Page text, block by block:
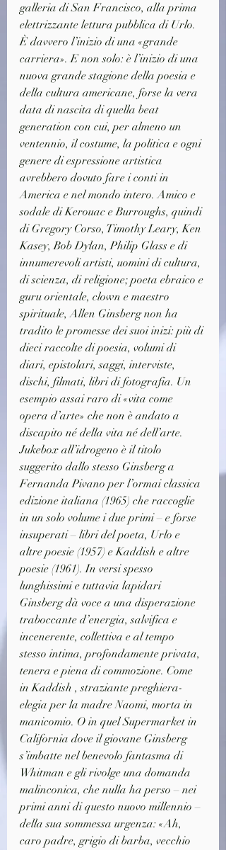
galleria di San Francisco, alla prima
elettrizzante lettura pubblica di Urlo.
È davvero l’inizio di una «grande
carriera». E non solo: è l’inizio di una
nuova grande stagione della poesia e
della cultura americane, forse la vera
data di nascita di quella beat
generation con cui, per almeno un
ventennio, il costume, la politica e ogni
genere di espressione artistica
avrebbero dovuto fare i conti in
America e nel mondo intero. Amico e
sodale di Kerouac e Burroughs, quindi
di Gregory Corso, Timothy Leary, Ken
Kasey, Bob Dylan, Philip Glass e di
innumerevoli artisti, uomini di cultura,
di scienza, di religione; poeta ebraico e
guru orientale, clown e maestro
spirituale, Allen Ginsberg non ha
tradito le promesse dei suoi inizi: più di
dieci raccolte di poesia, volumi di
diari, epistolari, saggi, interviste,
dischi, filmati, libri di fotografia. Un
esempio assai raro di «vita come
opera d’arte» che non è andato a
discapito né della vita né dell’arte.
Jukebox all’idrogeno è il titolo
suggerito dallo stesso Ginsberg a
Fernanda Pivano per l’ormai classica
edizione italiana (1965) che raccoglie
in un solo volume i due primi – e forse
insuperati – libri del poeta, Urlo e
altre poesie (1957) e Kaddish e altre
poesie (1961). In versi spesso
lunghissimi e tuttavia lapidari
Ginsberg dà voce a una disperazione
traboccante d’energia, salvifica e
incenerente, collettiva e al tempo
stesso intima, profondamente privata,
tenera e piena di commozione. Come
in Kaddish , straziante preghiera-
elegia per la madre Naomi, morta in
manicomio. O in quel Supermarket in
California dove il giovane Ginsberg
s’imbatte nel benevolo fantasma di
Whitman e gli rivolge una domanda
malinconica, che nulla ha perso – nei
primi anni di questo nuovo millennio –
della sua sommessa urgenza: «Ah,
caro padre, grigio di barba, vecchio